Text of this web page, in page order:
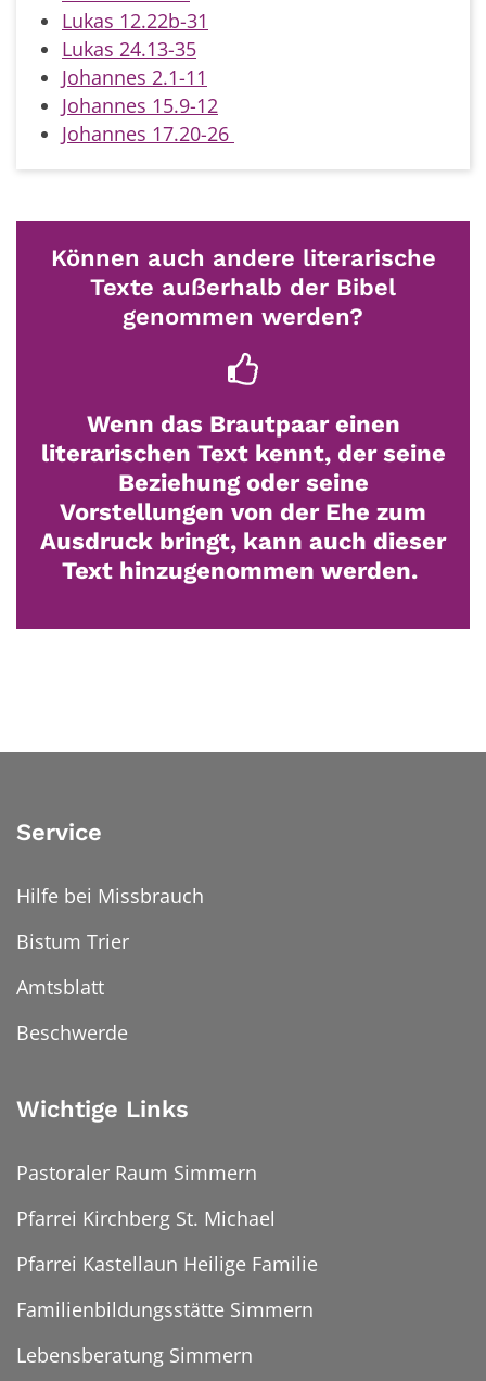
Lukas 12.22b-31
Lukas 24.13-35
Johannes 2.1-11
Johannes 15.9-12
Johannes 17.20-26
Können auch andere literarische
Texte außerhalb der Bibel
genommen werden?
Wenn das Brautpaar einen
literarischen Text kennt, der seine
Beziehung oder seine
Vorstellungen von der Ehe zum
Ausdruck bringt, kann auch dieser
Text hinzugenommen werden.
Service
Hilfe bei Missbrauch
Bistum Trier
Amtsblatt
Beschwerde
Wichtige Links
Pastoraler Raum Simmern
Pfarrei Kirchberg St. Michael
Pfarrei Kastellaun Heilige Familie
Familienbildungsstätte Simmern
Lebensberatung Simmern